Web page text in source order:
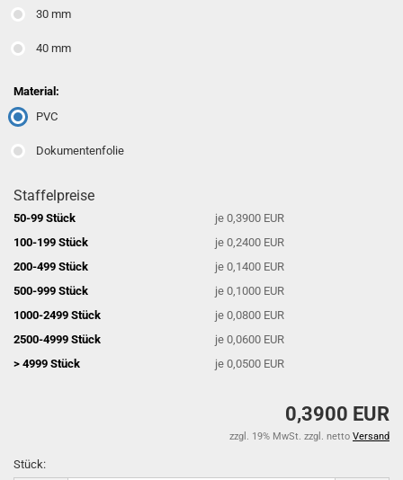
30 mm
40 mm
Material:
PVC
Dokumentenfolie
Staffelpreise
50-99 Stück
je 0,3900 EUR
100-199 Stück
je 0,2400 EUR
200-499 Stück
je 0,1400 EUR
500-999 Stück
je 0,1000 EUR
1000-2499 Stück
je 0,0800 EUR
2500-4999 Stück
je 0,0600 EUR
> 4999 Stück
je 0,0500 EUR
0,3900 EUR
zzgl. 19% MwSt. zzgl. netto Versand
Stück: